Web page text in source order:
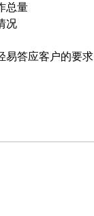
总量
况
易答应客户的要求